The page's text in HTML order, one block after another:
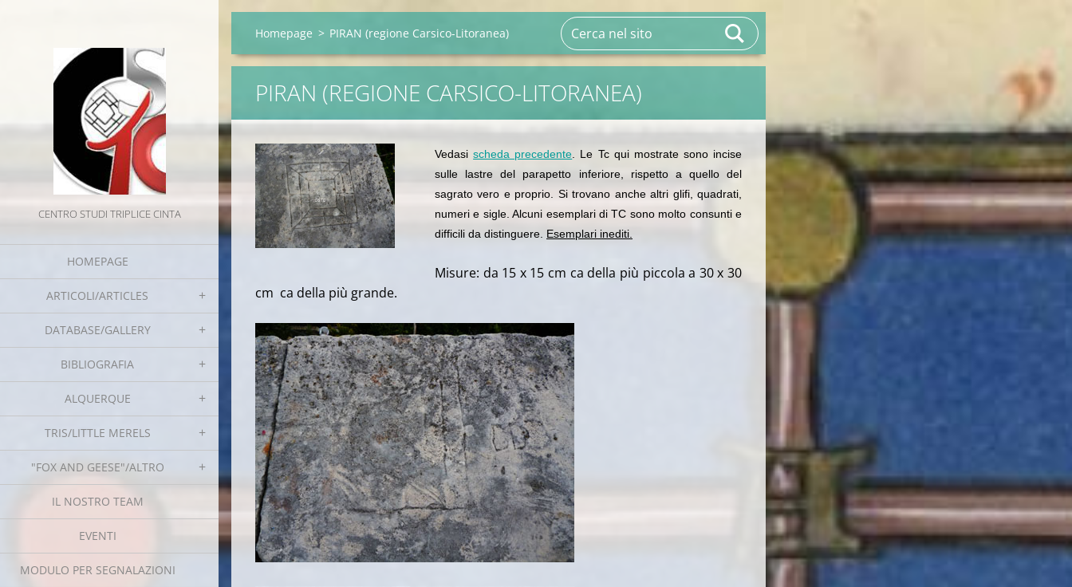
CENTRO STUDI TRIPLICE CINTA
HOMEPAGE
ARTICOLI/ARTICLES
DATABASE/GALLERY
BIBLIOGRAFIA
ALQUERQUE
TRIS/LITTLE MERELS
"FOX AND GEESE"/ALTRO
IL NOSTRO TEAM
EVENTI
MODULO PER SEGNALAZIONI
Homepage > PIRAN (regione Carsico-Litoranea)
PIRAN (REGIONE CARSICO-LITORANEA)
Vedasischeda precedente . Le Tc qui mostrate sono incise
sulle lastre del parapetto inferiore, rispetto a quello del
sagrato vero e proprio. Si trovano anche altri glifi, quadrati,
numeri e sigle. Alcuni esemplari di TC sono molto consunti e
difficili da distinguere. Esemplari inediti.
Misure: da 15 x 15 cm ca della più piccola a 30 x 30
cm ca della più grande.